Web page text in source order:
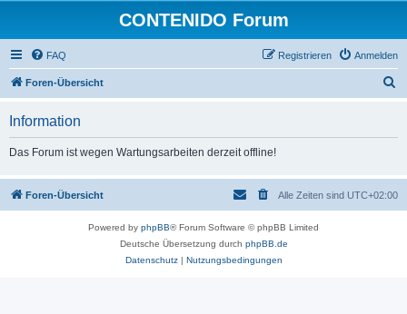
CONTENIDO Forum
FAQ Anmelden
Registrieren
Foren-Übersicht
Information
Das Forum ist wegen Wartungsarbeiten derzeit offline!
Foren-Übersicht Alle Zeiten sind UTC+02:00
Powered by phpBB® Forum Software © phpBB Limited
Deutsche Übersetzung durch phpBB.de
Datenschutz| Nutzungsbedingungen